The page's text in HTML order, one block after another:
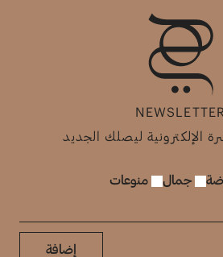
NEWSLETTER
الإلكترونية ليصلك الجديد
جمال منوعات
إضافة